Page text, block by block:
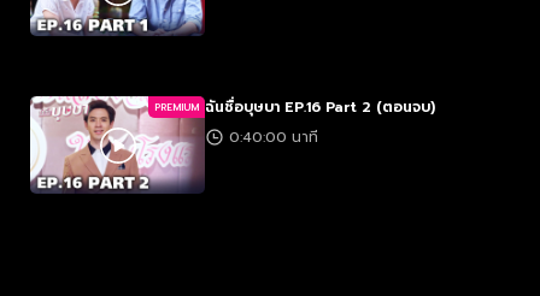
PREMIUM ฉันชื่อบุษบา EP.16 Part 2 (ตอนจบ)
0:40:00 นาที